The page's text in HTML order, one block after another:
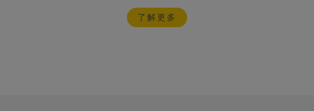
了解更多